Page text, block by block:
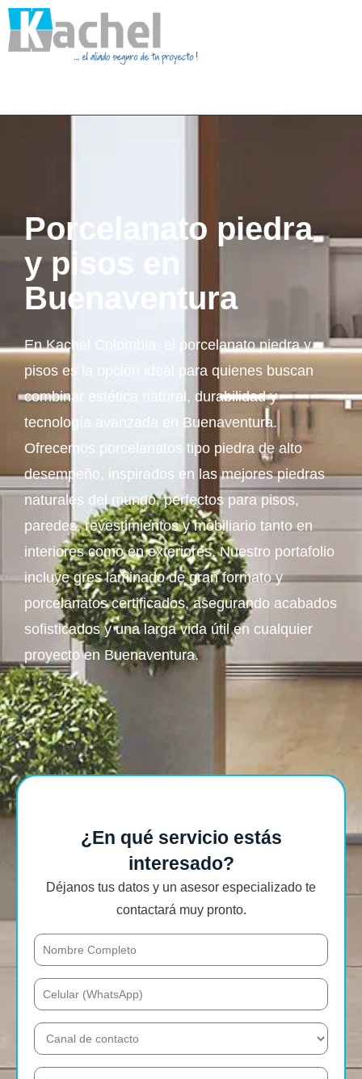
Porcelanato piedra
y pisos en
Buenaventura
En Kachel Colombia, el porcelanato piedra y
pisos es la opción ideal para quienes buscan
combinar estética natural, durabilidad y
tecnología avanzada en Buenaventura.
Ofrecemos porcelanatos tipo piedra de alto
desempeño, inspirados en las mejores piedras
naturales del mundo, perfectos para pisos,
paredes, revestimientos y mobiliario tanto en
interiores como en exteriores. Nuestro portafolio
incluye gres laminado de gran formato y
porcelanatos certificados, asegurando acabados
sofisticados y una larga vida útil en cualquier
proyecto en Buenaventura.
¿En qué servicio estás
interesado?
Déjanos tus datos y un asesor especializado te
contactará muy pronto.